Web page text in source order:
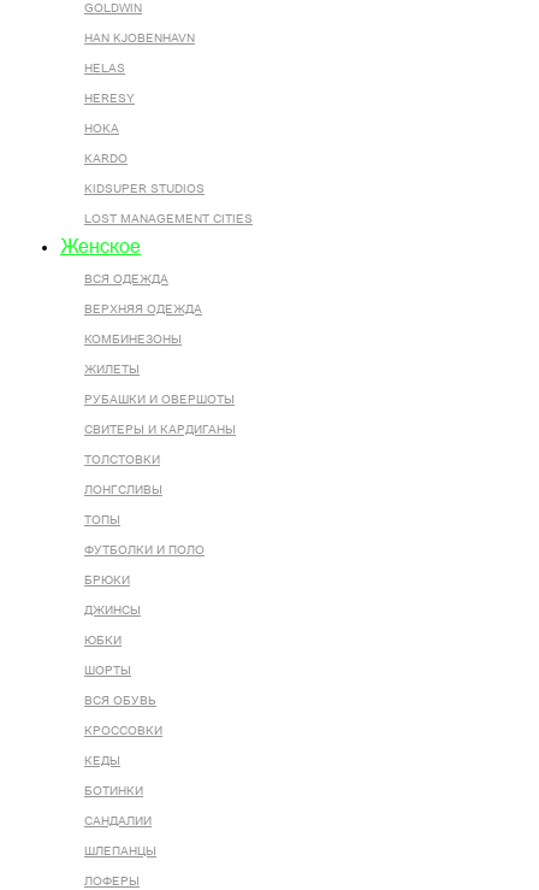
GOLDWIN
HAN KJOBENHAVN
HELAS
HERESY
HOKA
KARDO
KIDSUPER STUDIOS
LOST MANAGEMENT CITIES
Женское
ВСЯ ОДЕЖДА
ВЕРХНЯЯ ОДЕЖДА
КОМБИНЕЗОНЫ
ЖИЛЕТЫ
РУБАШКИ И ОВЕРШОТЫ
СВИТЕРЫ И КАРДИГАНЫ
ТОЛСТОВКИ
ЛОНГСЛИВЫ
ТОПЫ
ФУТБОЛКИ И ПОЛО
БРЮКИ
ДЖИНСЫ
ЮБКИ
ШОРТЫ
ВСЯ ОБУВЬ
КРОССОВКИ
КЕДЫ
БОТИНКИ
САНДАЛИИ
ШЛЕПАНЦЫ
ЛОФЕРЫ